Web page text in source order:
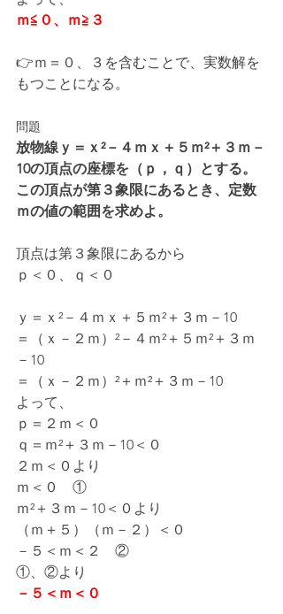
ｍ≦０、ｍ≧３
👉ｍ＝０、３を含むことで、実数解を
もつことになる。
問題
放物線ｙ＝ｘ²－４ｍｘ＋５ｍ²＋３ｍ－
10の頂点の座標を（ｐ，ｑ）とする。
この頂点が第３象限にあるとき、定数
ｍの値の範囲を求めよ。
頂点は第３象限にあるから
ｐ＜０、ｑ＜０
ｙ＝ｘ²－４ｍｘ＋５ｍ²＋３ｍ－10
＝（ｘ－２ｍ）²－４ｍ²＋５ｍ²＋３ｍ
－10
＝（ｘ－２ｍ）²＋ｍ²＋３ｍ－10
よって、
ｐ＝２ｍ＜０
ｑ＝ｍ²＋３ｍ－10＜０
２ｍ＜０より
ｍ＜０　①
ｍ²＋３ｍ－10＜０より
（ｍ＋５）（ｍ－２）＜０
－５＜ｍ＜２　②
①、②より
－５＜ｍ＜０